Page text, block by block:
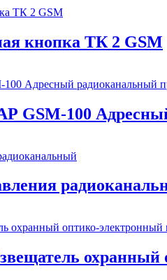
кнопка ТК 2 GSM
100
охранный